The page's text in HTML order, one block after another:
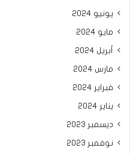
يونيو 2024
مايو 2024
أبريل 2024
مارس 2024
فبراير 2024
يناير 2024
ديسمبر 2023
نوفمبر 2023